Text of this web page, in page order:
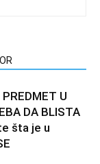
U
DA BLISTA
šta je u